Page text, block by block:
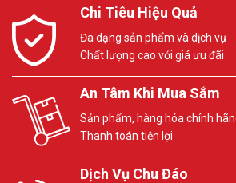
Chi Tiêu Hiệu Quả
Đa dạng sản phẩm và dịch vụ
Chất lượng cao với giá ưu đãi
An Tâm Khi Mua Sắm
Sản phẩm, hàng hóa chính
Thanh toán tiện lợi
Dịch Vụ Chu Đáo